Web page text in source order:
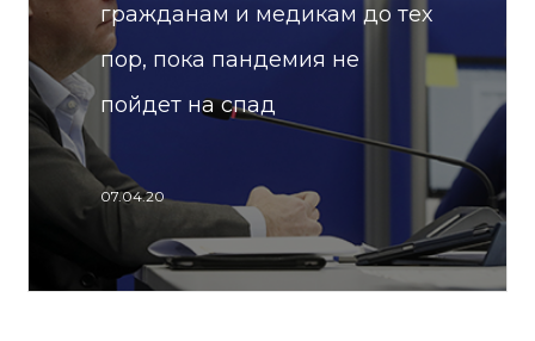
гражданам и медикам до тех
пор, пока пандемия не
пойдет на спад
07.04.20